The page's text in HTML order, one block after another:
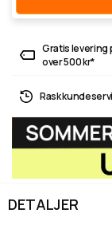
Gratis levering
over 500 kr*
Rask
DETALJER